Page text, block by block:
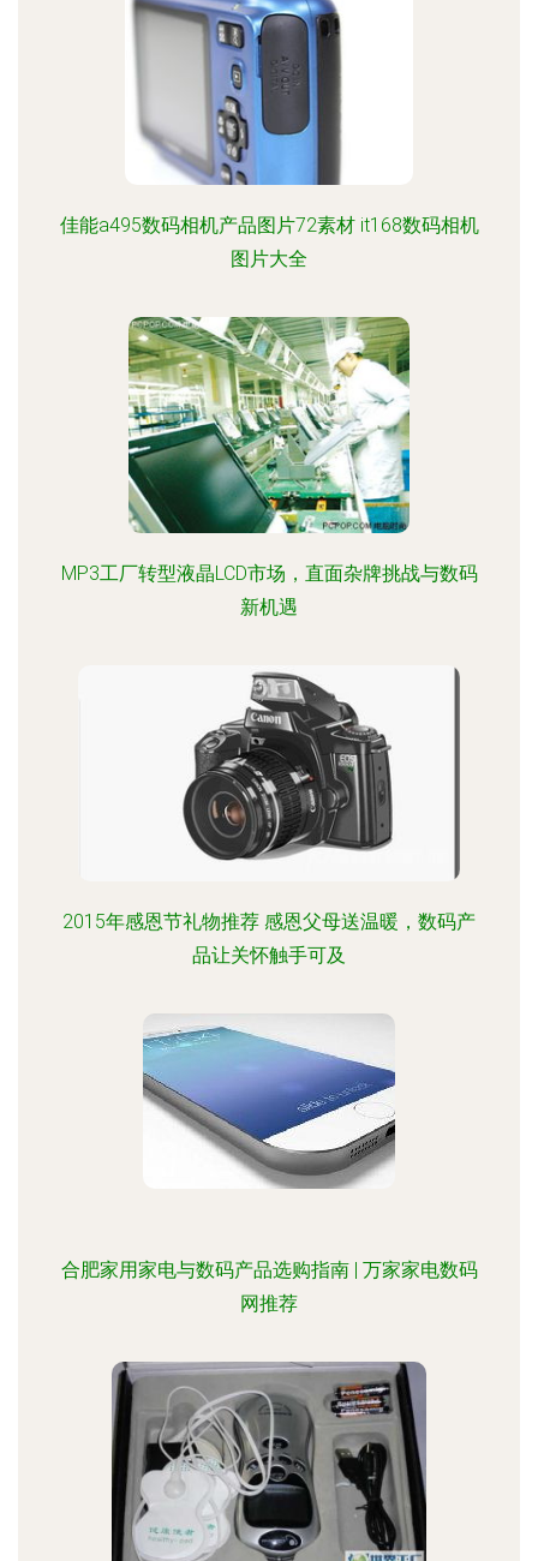
佳能a495数码相机产品图片72素材 it168数码相机
图片大全
MP3工厂转型液晶LCD市场，直面杂牌挑战与数码
新机遇
2015年感恩节礼物推荐 感恩父母送温暖，数码产
品让关怀触手可及
合肥家用家电与数码产品选购指南 | 万家家电数码
网推荐